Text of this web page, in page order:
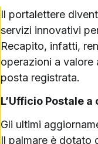
Il portalettere
servizi innovativi
Recapito, infatti,
operazioni a valore
posta registrata.
L’Ufficio Postale a
Gli ultimi
Il palmare è dotato